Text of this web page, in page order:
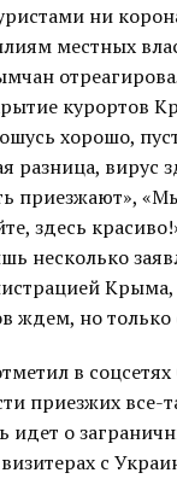
ни
местных
курортов
хорошо,
разница, вирус
приезжают»,
здесь
несколько
ждем, но только
в
приезжих все-
идет о
с